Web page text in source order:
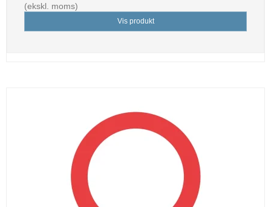
(ekskl. moms)
Vis produkt